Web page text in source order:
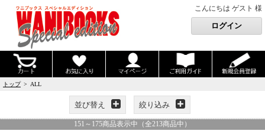
こんにちは ゲスト 様
トップ> ALL
並び替え 絞り込み
151 ～ 175商品表示中（全213商品中）